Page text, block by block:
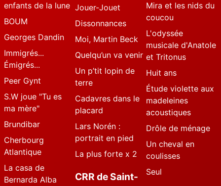
enfants de la lune
BOUM
Georges Dandin
Immigrés...
Émigrés...
Peer Gynt
S.W joue "Tu es
ma mère"
Brundibar
Cherbourg
Atlantique
La casa de
Bernarda Alba
Jouer-Jouet
Dissonnances
Moi, Martin Beck
Quelqu’un va venir
Un p’tit lopin de
terre
Cadavres dans le
placard
Lars Norén :
portrait en pied
La plus forte x 2
CRR de Saint-
Mira et les nids du
coucou
L'odyssée
musicale d'Anatole
et Tritonus
Huit ans
Étude violette aux
madeleines
acoustiques
Drôle de ménage
Un cheval en
coulisses
Seul